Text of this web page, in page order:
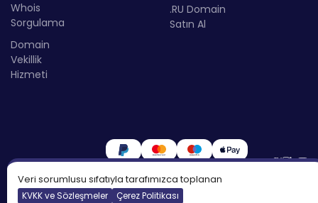
Whois
Sorgulama
Domain
Vekillik
Hizmeti
.RU Domain
Satın Al
Veri sorumlusu sıfatıyla tarafımızca toplanan
KVKK ve Sözleşmeler Çerez Politikası